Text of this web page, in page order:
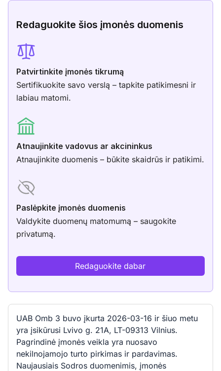
Redaguokite šios įmonės duomenis
Patvirtinkite įmonės tikrumą
Sertifikuokite savo verslą – tapkite patikimesni ir
labiau matomi.
Atnaujinkite vadovus ar akcininkus
Atnaujinkite duomenis – būkite skaidrūs ir patikimi.
Paslėpkite įmonės duomenis
Valdykite duomenų matomumą – saugokite
privatumą.
Redaguokite dabar
UAB Omb 3 buvo įkurta 2026-03-16 ir šiuo metu
yra įsikūrusi Lvivo g. 21A, LT-09313 Vilnius.
Pagrindinė įmonės veikla yra nuosavo
nekilnojamojo turto pirkimas ir pardavimas.
Naujausiais Sodros duomenimis, įmonės